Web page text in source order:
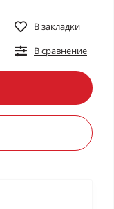
В закладки
В сравнение